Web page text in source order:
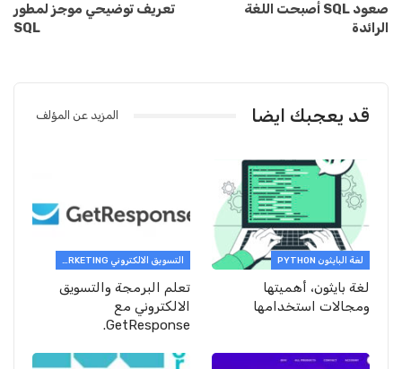
صعود SQL أصبحت اللغة
الرائدة
تعريف توضيحي موجز لمطور
SQL
قد يعجبك ايضا المزيد عن المؤلف
لغة البايثون PYTHON
لغة بايثون، أهميتها
ومجالات استخدامها
التسويق الالكتروني E-MARKETING
تعلم البرمجة والتسويق
الالكتروني مع
GetResponse.